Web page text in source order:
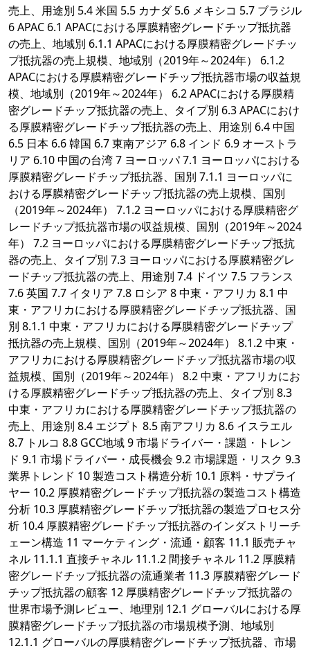
売上、用途別 5.4 米国 5.5 カナダ 5.6 メキシコ 5.7 ブラジル
6 APAC 6.1 APACにおける厚膜精密グレードチップ抵抗器
の売上、地域別 6.1.1 APACにおける厚膜精密グレードチッ
プ抵抗器の売上規模、地域別（2019年～2024年） 6.1.2
APACにおける厚膜精密グレードチップ抵抗器市場の収益規
模、地域別（2019年～2024年） 6.2 APACにおける厚膜精
密グレードチップ抵抗器の売上、タイプ別 6.3 APACにおけ
る厚膜精密グレードチップ抵抗器の売上、用途別 6.4 中国
6.5 日本 6.6 韓国 6.7 東南アジア 6.8 インド 6.9 オーストラ
リア 6.10 中国の台湾 7 ヨーロッパ 7.1 ヨーロッパにおける
厚膜精密グレードチップ抵抗器、国別 7.1.1 ヨーロッパに
おける厚膜精密グレードチップ抵抗器の売上規模、国別
（2019年～2024年） 7.1.2 ヨーロッパにおける厚膜精密グ
レードチップ抵抗器市場の収益規模、国別（2019年～2024
年） 7.2 ヨーロッパにおける厚膜精密グレードチップ抵抗
器の売上、タイプ別 7.3 ヨーロッパにおける厚膜精密グレ
ードチップ抵抗器の売上、用途別 7.4 ドイツ 7.5 フランス
7.6 英国 7.7 イタリア 7.8 ロシア 8 中東・アフリカ 8.1 中
東・アフリカにおける厚膜精密グレードチップ抵抗器、国
別 8.1.1 中東・アフリカにおける厚膜精密グレードチップ
抵抗器の売上規模、国別（2019年～2024年） 8.1.2 中東・
アフリカにおける厚膜精密グレードチップ抵抗器市場の収
益規模、国別（2019年～2024年） 8.2 中東・アフリカにお
ける厚膜精密グレードチップ抵抗器の売上、タイプ別 8.3
中東・アフリカにおける厚膜精密グレードチップ抵抗器の
売上、用途別 8.4 エジプト 8.5 南アフリカ 8.6 イスラエル
8.7 トルコ 8.8 GCC地域 9 市場ドライバー・課題・トレン
ド 9.1 市場ドライバー・成長機会 9.2 市場課題・リスク 9.3
業界トレンド 10 製造コスト構造分析 10.1 原料・サプライ
ヤー 10.2 厚膜精密グレードチップ抵抗器の製造コスト構造
分析 10.3 厚膜精密グレードチップ抵抗器の製造プロセス分
析 10.4 厚膜精密グレードチップ抵抗器のインダストリーチ
ェーン構造 11 マーケティング・流通・顧客 11.1 販売チャ
ネル 11.1.1 直接チャネル 11.1.2 間接チャネル 11.2 厚膜精
密グレードチップ抵抗器の流通業者 11.3 厚膜精密グレード
チップ抵抗器の顧客 12 厚膜精密グレードチップ抵抗器の
世界市場予測レビュー、地理別 12.1 グローバルにおける厚
膜精密グレードチップ抵抗器の市場規模予測、地域別
12.1.1 グローバルの厚膜精密グレードチップ抵抗器、市場